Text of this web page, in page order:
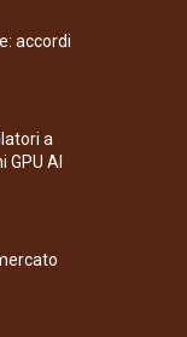
accordi
a
AI